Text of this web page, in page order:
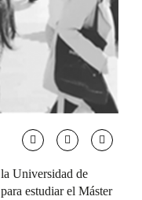
Universidad de
estudiar el Máster